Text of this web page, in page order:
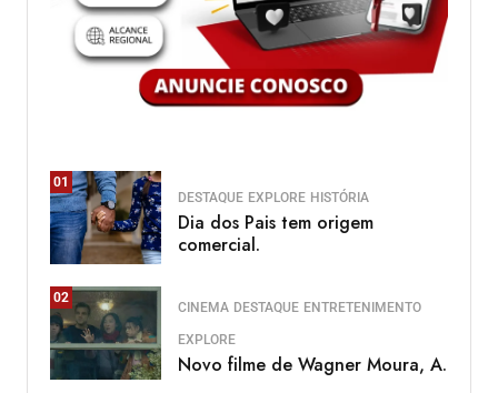
01
DESTAQUE EXPLORE HISTÓRIA
Dia dos Pais tem origem
comercial.
02
CINEMA DESTAQUE ENTRETENIMENTO
EXPLORE
Novo filme de Wagner Moura, A.